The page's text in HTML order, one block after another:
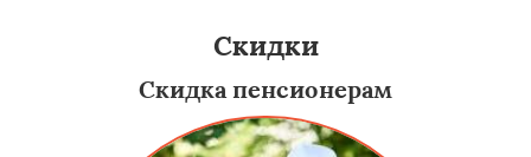
Скидки
Скидка пенсионерам